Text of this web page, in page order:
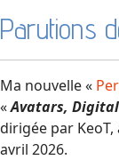
Parutions
Ma nouvelle «
«Avatars,
dirigée par KeoT,
avril 2026.